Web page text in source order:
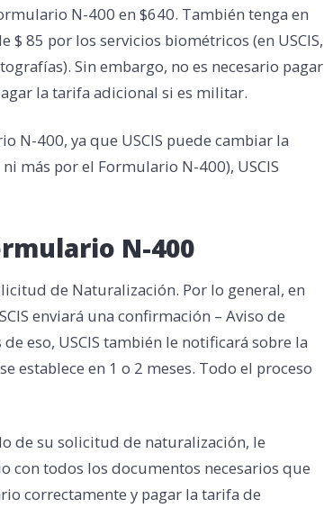
N-400 en $640. También tenga en
85 por los servicios biométricos (en USCIS,
Sin embargo, no es necesario pagar
la tarifa adicional si es militar.
N-400, ya que USCIS puede cambiar la
más por el Formulario N-400), USCIS
N-400
de Naturalización. Por lo general, en
enviará una confirmación – Aviso de
eso, USCIS también le notificará sobre la
establece en 1 o 2 meses. Todo el proceso
de su solicitud de naturalización, le
con todos los documentos necesarios que
correctamente y pagar la tarifa de